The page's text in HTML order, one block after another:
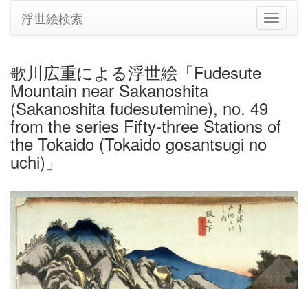
ナ
ビ
切
浮世絵検索
歌川広重による浮世絵「Fudesute
Mountain near Sakanoshita
(Sakanoshita fudesutemine), no. 49
from the series Fifty-three Stations of
the Tokaido (Tokaido gosantsugi no
uchi)」